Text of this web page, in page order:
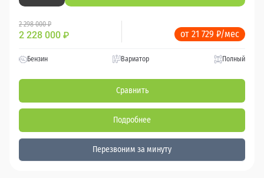
2 298 000 ₽
2 228 000 ₽ от 21 729 ₽/мес
Бензин Вариатор Полный
Сравнить
Подробнее
Перезвоним за минуту